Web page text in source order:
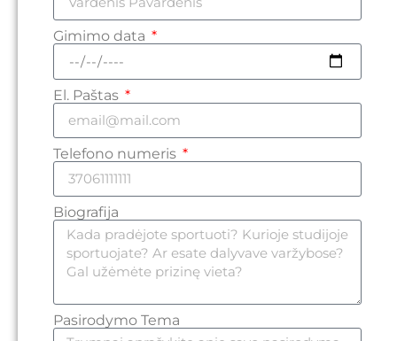
Gimimo data
El. Paštas
Telefono numeris
Biografija
Pasirodymo Tema